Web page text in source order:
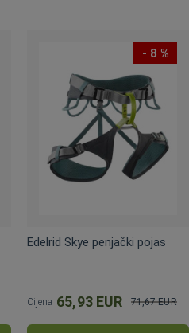
- 8 %
Edelrid Skye penjački pojas
Cijena 65,93 EUR 71,67 EUR